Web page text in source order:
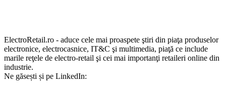
ElectroRetail.ro - aduce cele mai proaspete ştiri din piaţa produselor
electronice, electrocasnice, IT&C şi multimedia, piaţă ce include
marile reţele de electro-retail şi cei mai importanţi retaileri online din
industrie.
Ne găsești și pe LinkedIn: